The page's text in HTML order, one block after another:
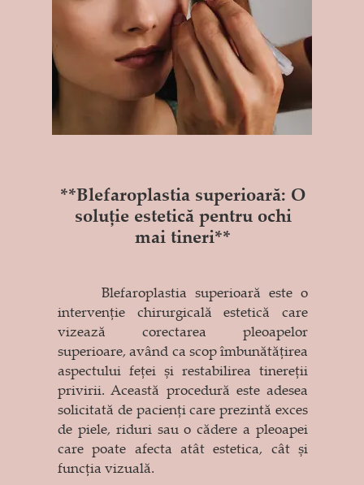
**Blefaroplastia superioară: O
soluție estetică pentru ochi
mai tineri**
Blefaroplastia superioară este o
intervenție chirurgicală estetică care
vizează corectarea pleoapelor
superioare, având ca scop îmbunătățirea
aspectului feței și restabilirea tinereții
privirii. Această procedură este adesea
solicitată de pacienți care prezintă exces
de piele, riduri sau o cădere a pleoapei
care poate afecta atât estetica, cât și
funcția vizuală.